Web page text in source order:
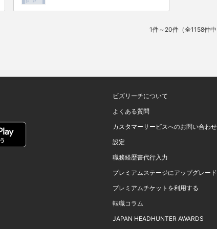
1件～20件（全1158件
ビズリーチについて
よくある質問
カスタマーサービスへのお問い合わせ
設定
職務経歴書代行入力
プレミアムステージにアップグレード
プレミアムチケットを利用する
転職コラム
JAPAN HEADHUNTER AWARDS